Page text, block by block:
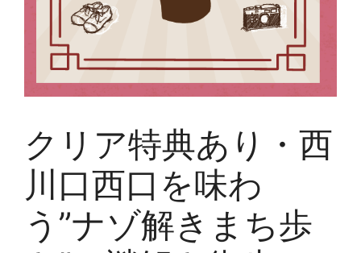
クリア特典あり・西
川口西口を味わ
う”ナゾ解きまち歩